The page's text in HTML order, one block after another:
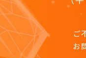
ご
お